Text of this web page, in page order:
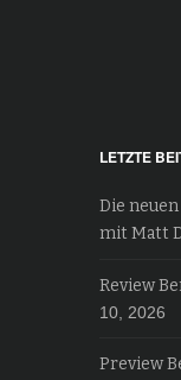
LETZTE
Die
mit Matt
Review
10, 2026
Preview